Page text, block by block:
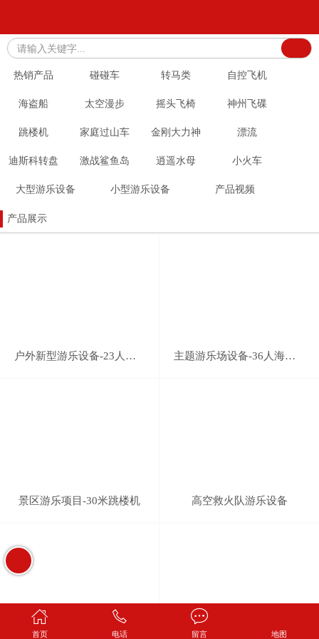
请输入关键字...
热销产品 碰碰车 转马类 自控飞机
海盗船 太空漫步 摇头飞椅 神州飞碟
跳楼机 家庭过山车 金刚大力神 漂流
迪斯科转盘 激战鲨鱼岛 逍遥水母 小火车
大型游乐设备 小型游乐设备 产品视频
产品展示
户外新型游乐设备-23人大摆锤 主题游乐场设备-36人海盗船
景区游乐项目-30米跳楼机 高空救火队游乐设备
首页 电话 留言 地图